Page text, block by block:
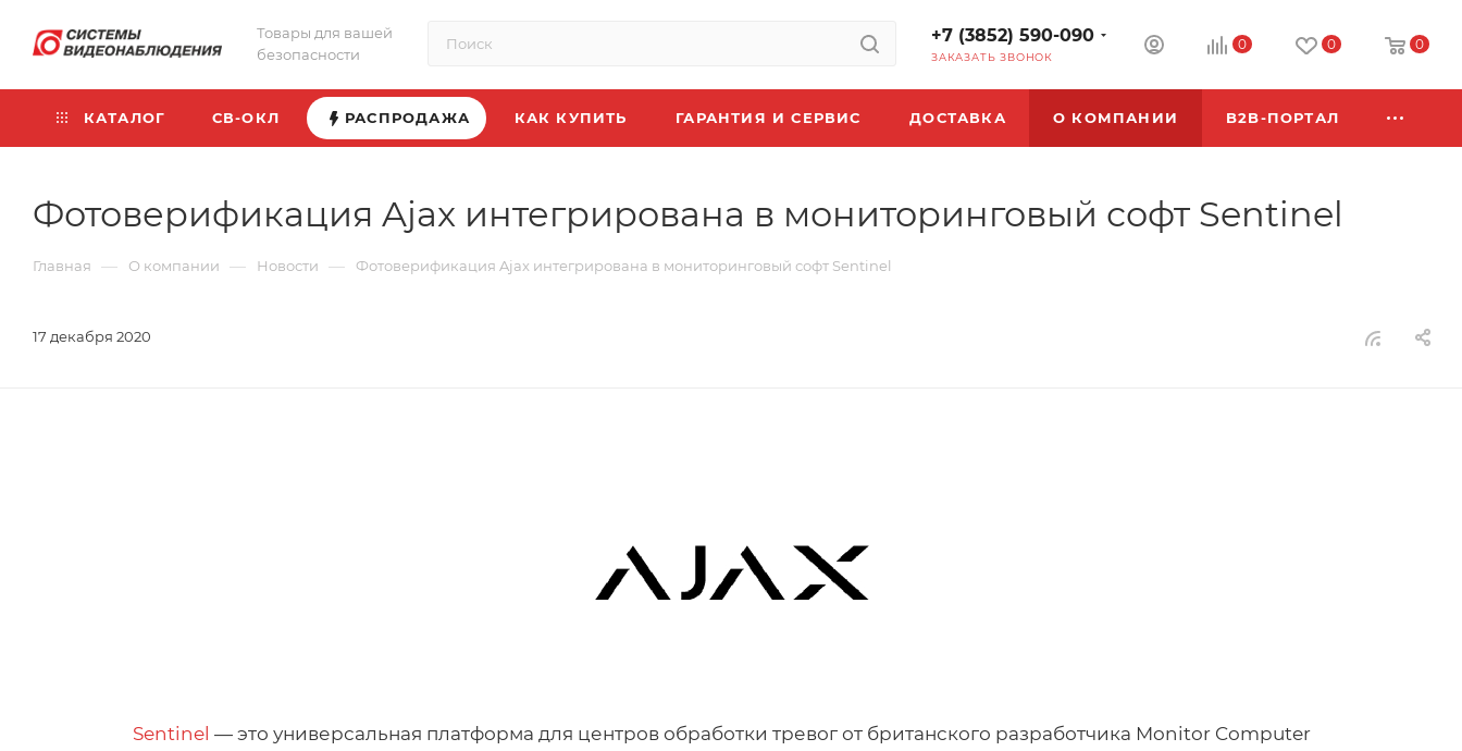
Товары для вашей
безопасности
+7 (3852) 590-090
ЗАКАЗАТЬ ЗВОНОК
0 0 0
КАТАЛОГ СВ-ОКЛ РАСПРОДАЖА КАК КУПИТЬ ГАРАНТИЯ И СЕРВИС ДОСТАВКА О КОМПАНИИ B2B-ПОРТАЛ
Фотоверификация Ajax интегрирована в мониторинговый софт Sentinel
Главная — О компании — Новости — Фотоверификация Ajax интегрирована в мониторинговый софт Sentinel
17 декабря 2020
Sentinel — это универсальная платформа для центров обработки тревог от британского разработчика Monitor Computer